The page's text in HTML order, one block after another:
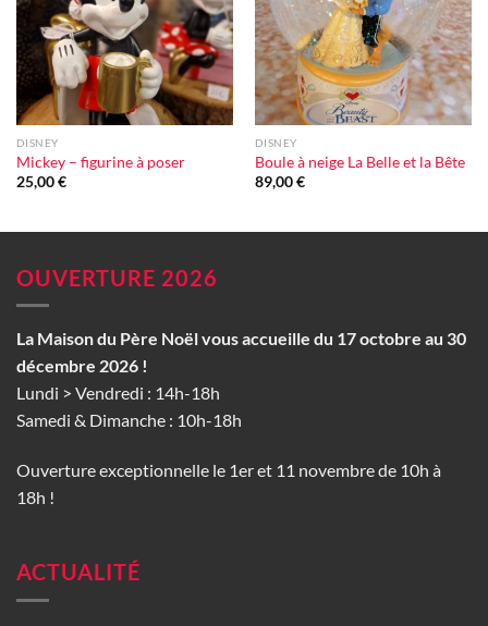
DISNEY
Mickey – figurine à poser
25,00€
DISNEY
Boule à neige La Belle et la Bête
89,00€
OUVERTURE 2026
La Maison du Père Noël vous accueille du 17 octobre au 30
décembre 2026 !
Lundi > Vendredi : 14h-18h
Samedi & Dimanche : 10h-18h
Ouverture exceptionnelle le 1er et 11 novembre de 10h à
18h !
ACTUALITÉ